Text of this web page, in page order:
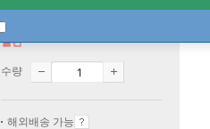
절판
수량
해외배송 가능